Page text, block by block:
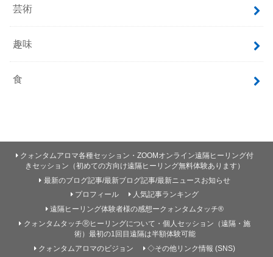
芸術
趣味
食
クォンタムアロマ各種セッション・ZOOMオンライン遠隔ヒーリング付
きセッション（初めての方向け遠隔ヒーリング無料体験あります）
最新のブログ記事/最新ブログ記事/最新ニュースお知らせ
プロフィール
人気記事ランキング
遠隔ヒーリング体験者様の感想ークォンタムタッチ®
クォンタムタッチⓇヒーリングについて・個人セッション（遠隔・施
術）最初の1回目遠隔は半額体験可能
クォンタムアロマのビジョン
◇その他リンク情報 (SNS)